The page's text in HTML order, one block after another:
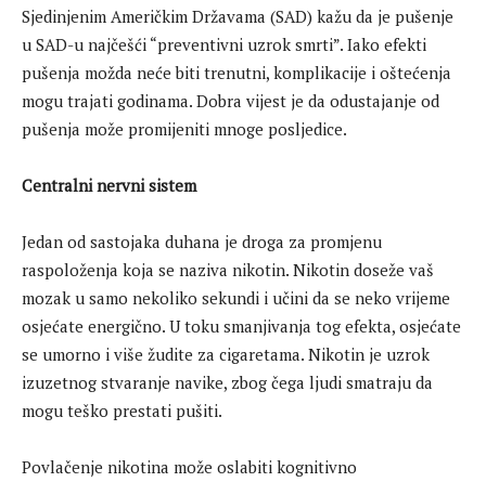
Sjedinjenim Američkim Državama (SAD) kažu da je pušenje
u SAD-u najčešći “preventivni uzrok smrti”. Iako efekti
pušenja možda neće biti trenutni, komplikacije i oštećenja
mogu trajati godinama. Dobra vijest je da odustajanje od
pušenja može promijeniti mnoge posljedice.
Centralni nervni sistem
Jedan od sastojaka duhana je droga za promjenu
raspoloženja koja se naziva nikotin. Nikotin doseže vaš
mozak u samo nekoliko sekundi i učini da se neko vrijeme
osjećate energično. U toku smanjivanja tog efekta, osjećate
se umorno i više žudite za cigaretama. Nikotin je uzrok
izuzetnog stvaranje navike, zbog čega ljudi smatraju da
mogu teško prestati pušiti.
Povlačenje nikotina može oslabiti kognitivno